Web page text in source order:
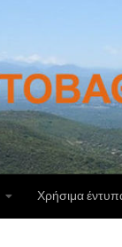
Χρήσιμα